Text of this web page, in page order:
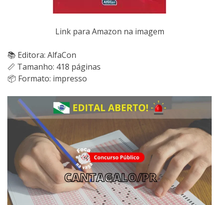
Link para Amazon na imagem
📚 Editora: AlfaCon
📏 Tamanho: 418 páginas
📦 Formato: impresso